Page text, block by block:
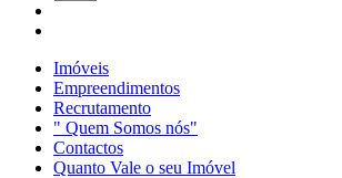
Imóveis
Empreendimentos
Recrutamento
" Quem Somos nós"
Contactos
Quanto Vale o seu Imóvel